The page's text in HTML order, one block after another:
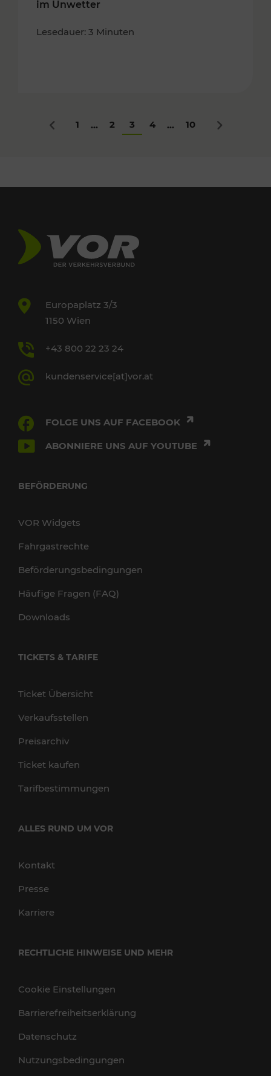
im Unwetter
Lesedauer: 3 Minuten
Zurück
1 ... 2 3 4 ... 10 Nächstes
Europaplatz 3/3
1150 Wien
+43 800 22 23 24
kundenservice[at]vor.at
FOLGE UNS AUF FACEBOOK
ABONNIERE UNS AUF YOUTUBE
BEFÖRDERUNG
VOR Widgets
Fahrgastrechte
Beförderungsbedingungen
Häufige Fragen (FAQ)
Downloads
TICKETS & TARIFE
Ticket Übersicht
Verkaufsstellen
Preisarchiv
Ticket kaufen
Tarifbestimmungen
ALLES RUND UM VOR
Kontakt
Presse
Karriere
RECHTLICHE HINWEISE UND MEHR
Cookie Einstellungen
Barrierefreiheitserklärung
Datenschutz
Nutzungsbedingungen